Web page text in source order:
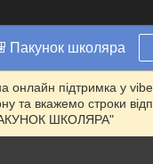
Пакунок школяра
онлайн підтримка у
та вкажемо
ШКОЛЯРА"